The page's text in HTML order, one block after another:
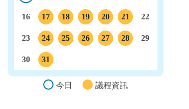
16
17
議程
18
議程
19
議程
20
議程
21
議程
22
23
24
議程
25
26
27
28
29
30
31
今日
議程資訊